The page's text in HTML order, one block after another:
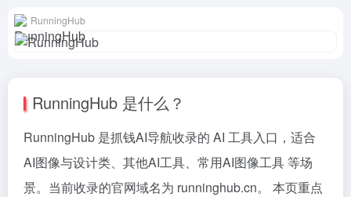
RunningHub
RunningHub 是什么？
RunningHub 是抓钱AI导航收录的 AI 工具入口，适合
AI图像与设计类、其他AI工具、常用AI图像工具 等场
景。当前收录的官网域名为 runninghub.cn。 本页重点